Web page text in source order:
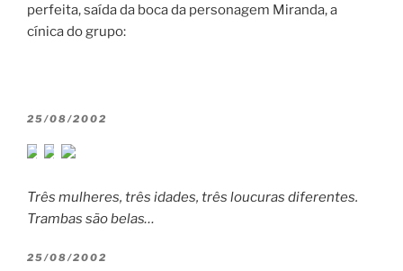
perfeita, saída da boca da personagem Miranda, a
cínica do grupo:
POSTED
25/08/2002
Três mulheres, três idades, três loucuras diferentes.
Trambas são belas…
POSTED
25/08/2002